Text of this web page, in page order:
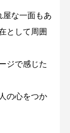
屋な一面もあ
として周囲
ジで感じた
の心をつか